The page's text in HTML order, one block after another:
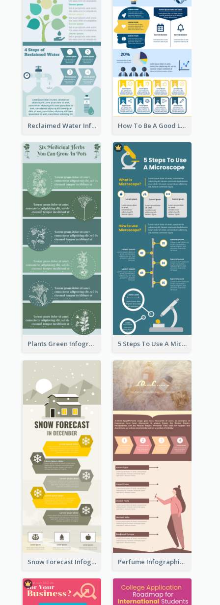
Reclaimed Water Infographic How To Be A Good Leader Infographic
Plants Green Infographic 5 Steps To Use A Microscope Infographic
Snow Forecast Infographic Perfume Infographic